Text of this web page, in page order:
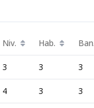
Niv. Hab. Ban.
3 3 3
4 3 3